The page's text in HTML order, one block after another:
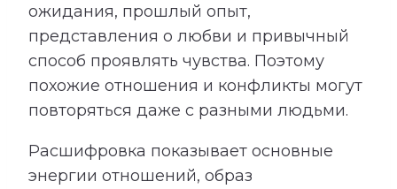
ожидания, прошлый опыт,
представления о любви и привычный
способ проявлять чувства. Поэтому
похожие отношения и конфликты могут
повторяться даже с разными людьми.
Расшифровка показывает основные
энергии отношений, образ